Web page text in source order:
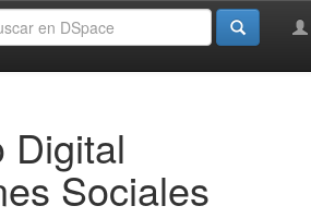
Digital
Sociales